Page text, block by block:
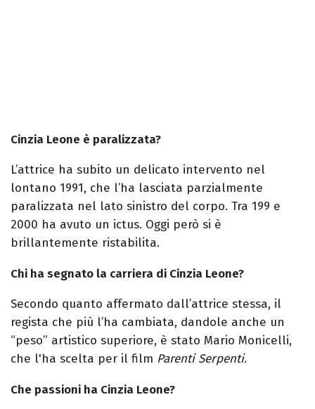
Cinzia Leone è paralizzata?
L’attrice ha subito un delicato intervento nel
lontano 1991, che l’ha lasciata parzialmente
paralizzata nel lato sinistro del corpo. Tra 199 e
2000 ha avuto un ictus. Oggi però si è
brillantemente ristabilita.
Chi ha segnato la carriera di Cinzia Leone?
Secondo quanto affermato dall’attrice stessa, il
regista che più l’ha cambiata, dandole anche un
“peso” artistico superiore, è stato Mario Monicelli,
che l'ha scelta per il film Parenti Serpenti.
Che passioni ha Cinzia Leone?